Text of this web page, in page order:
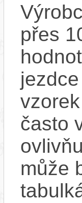
přes
často
může